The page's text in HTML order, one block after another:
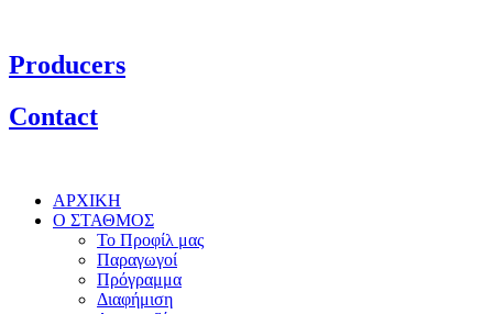
Producers
Contact
ΑΡΧΙΚΗ
Ο ΣΤΑΘΜΟΣ
Το Προφίλ μας
Παραγωγοί
Πρόγραμμα
Διαφήμιση